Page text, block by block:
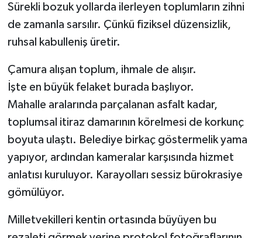
Sürekli bozuk yollarda ilerleyen toplumların zihni
de zamanla sarsılır. Çünkü fiziksel düzensizlik,
ruhsal kabulleniş üretir.
Çamura alışan toplum, ihmale de alışır.
İşte en büyük felaket burada başlıyor.
Mahalle aralarında parçalanan asfalt kadar,
toplumsal itiraz damarının körelmesi de korkunç
boyuta ulaştı. Belediye birkaç göstermelik yama
yapıyor, ardından kameralar karşısında hizmet
anlatısı kuruluyor. Karayolları sessiz bürokrasiye
gömülüyor.
Milletvekilleri kentin ortasında büyüyen bu